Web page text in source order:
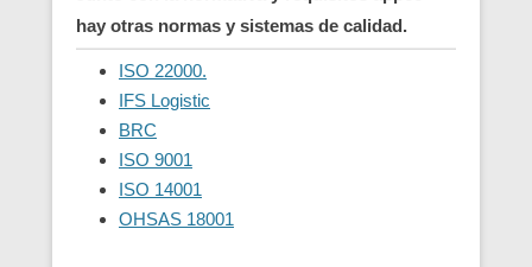
hay otras normas y sistemas de calidad.
ISO 22000.
IFS Logistic
BRC
ISO 9001
ISO 14001
OHSAS 18001